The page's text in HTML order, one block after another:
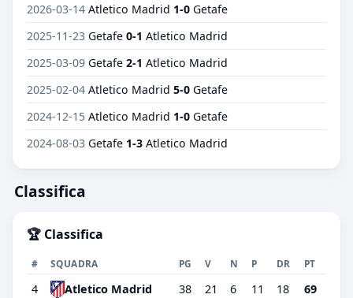
2026-03-14 Atletico Madrid 1-0 Getafe
2025-11-23 Getafe 0-1 Atletico Madrid
2025-03-09 Getafe 2-1 Atletico Madrid
2025-02-04 Atletico Madrid 5-0 Getafe
2024-12-15 Atletico Madrid 1-0 Getafe
2024-08-03 Getafe 1-3 Atletico Madrid
Classifica
🏆 Classifica
# SQUADRA PG V N P DR PT
4 Atletico Madrid 38 21 6 11 18 69